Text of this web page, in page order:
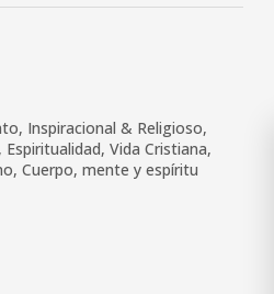
Inspiracional & Religioso,
Vida Cristiana,
Cuerpo, mente y espíritu